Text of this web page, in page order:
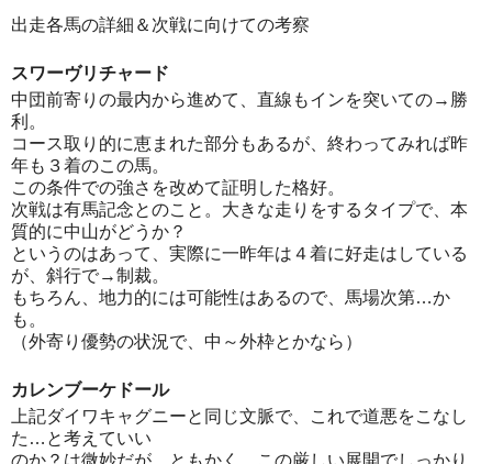
出走各馬の詳細＆次戦に向けての考察
スワーヴリチャード
中団前寄りの最内から進めて、直線もインを突いての→勝
利。
コース取り的に恵まれた部分もあるが、終わってみれば昨
年も３着のこの馬。
この条件での強さを改めて証明した格好。
次戦は有馬記念とのこと。大きな走りをするタイプで、本
質的に中山がどうか？
というのはあって、実際に一昨年は４着に好走はしている
が、斜行で→制裁。
もちろん、地力的には可能性はあるので、馬場次第…か
も。
（外寄り優勢の状況で、中～外枠とかなら）
カレンブーケドール
上記ダイワキャグニーと同じ文脈で、これで道悪をこなし
た…と考えていい
のか？は微妙だが、ともかく、この厳しい展開でしっかり